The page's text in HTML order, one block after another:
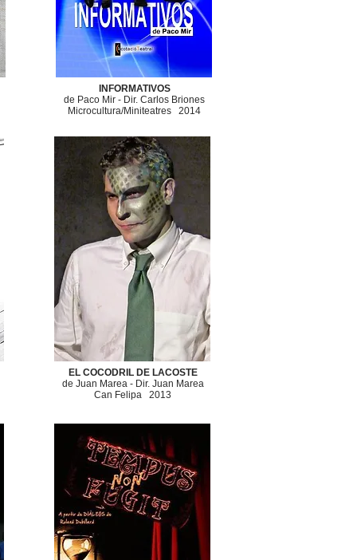
INFORMATIVOS
de Paco Mir - Dir. Carlos Briones
​Microcultura/Miniteatres 2014
EL COCODRIL DE LACOSTE
​​de Juan Marea - Dir. Juan Marea
Can Felipa
2013